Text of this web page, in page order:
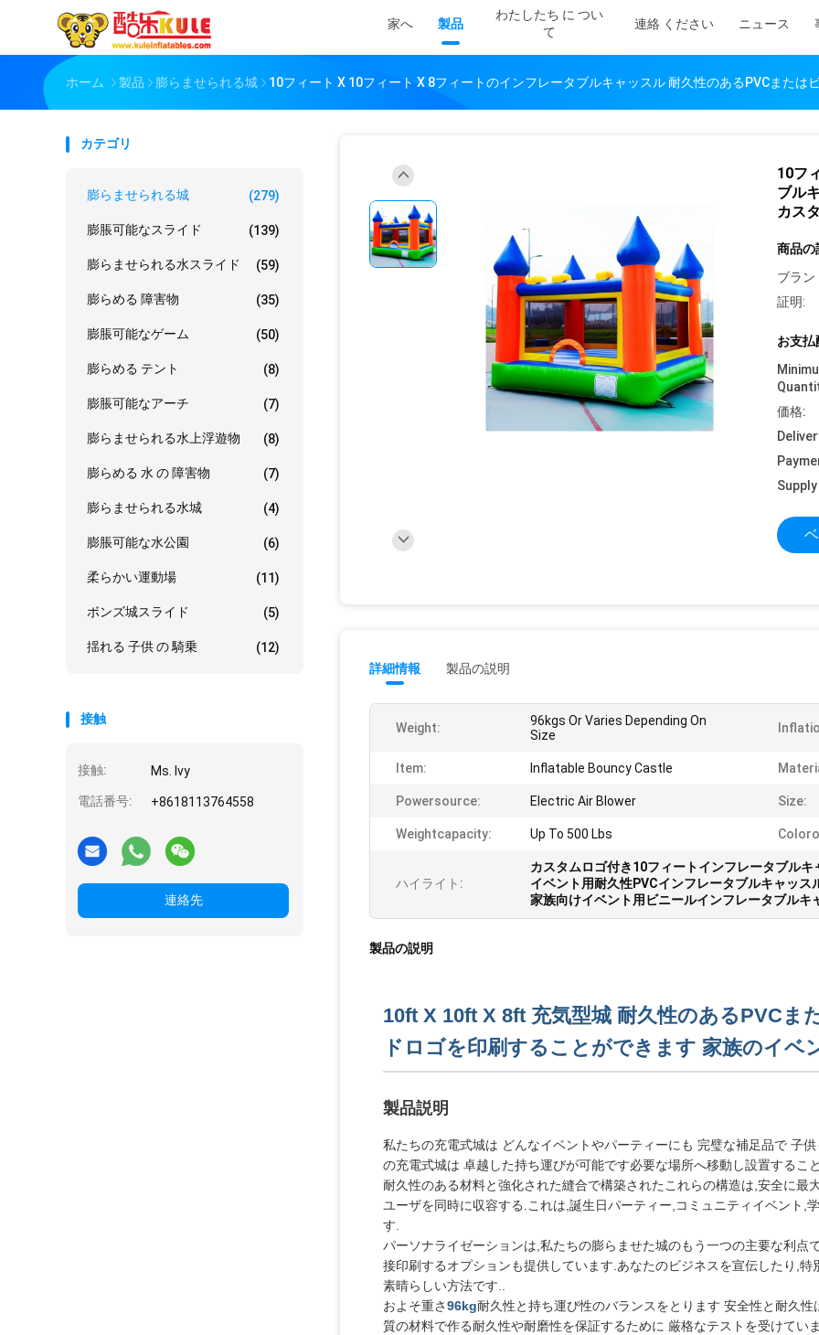
家へ 製品
わたしたち に つい
て
連絡 ください ニュース
ホーム 製品 膨らませられる城 10フィート X 10フィート X 8フィートのインフレータブルキャッスル 耐久性のあるPVCまた
カテゴリ
膨らませられる城 (279)
膨脹可能なスライド (139)
膨らませられる水スライド (59)
膨らめる 障害物 (35)
膨脹可能なゲーム (50)
膨らめる テント (8)
膨脹可能なアーチ (7)
膨らませられる水上浮遊物 (8)
膨らめる 水 の 障害物 (7)
膨らませられる水城 (4)
膨脹可能な水公園 (6)
柔らかい運動場 (11)
ボンズ城スライド (5)
揺れる 子供 の 騎乗 (12)
接触
接触: Ms. Ivy
電話番号: +8618113764558
連絡先
10フ
ブル
カス
商品の
ブラン
証明:
お支払
価格:
詳細情報 製品の説明
Weight:
96kgs Or Varies Depending On
Size
Item: Inflatable Bouncy Castle
Powersource: Electric Air Blower Size:
Weightcapacity: Up To 500 Lbs
ハイライト:
カスタムロゴ付き10フィートインフレータブルキ
イベント用耐久性PVCインフレータブルキャッス
家族向けイベント用ビニールインフレータブルキ
製品の説明
10ft X 10ft X 8ft 充気型城 耐久性のあるPVCま
ドロゴを印刷することができます 家族のイベ
製品説明
私たちの充電式城は どんなイベントやパーティーにも 完璧な補足品で 子
の充電式城は 卓越した持ち運びが可能です必要な場所へ移動し設置するこ
耐久性のある材料と強化された縫合で構築されたこれらの構造は,安全に最
ユーザを同時に収容する.これは,誕生日パーティー,コミュニティイベント,
す.
パーソナライゼーションは,私たちの膨らませた城のもう一つの主要な利点
接印刷するオプションも提供しています.あなたのビジネスを宣伝したり,
素晴らしい方法です..
およそ重さ96kg耐久性と持ち運び性のバランスをとります 安全性と耐久
質の材料で作る耐久性や耐磨性を保証するために 厳格なテストを受けてい